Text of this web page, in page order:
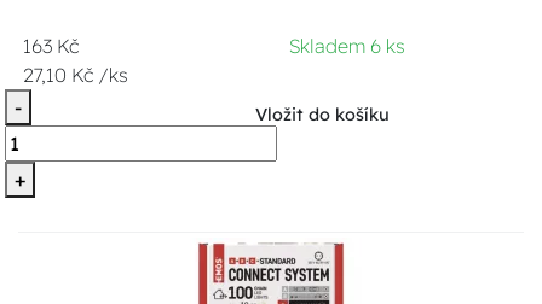
163 Kč
27,10 Kč /ks
Skladem 6 ks
-
+
Vložit do košíku